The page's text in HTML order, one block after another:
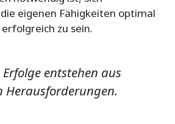
eigenen Fähigkeiten optimal
zu sein.
entstehen aus
Herausforderungen.